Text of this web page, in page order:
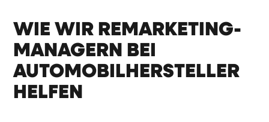
WIE WIR REMARKETING-
MANAGERN BEI
AUTOMOBILHERSTELLER
HELFEN